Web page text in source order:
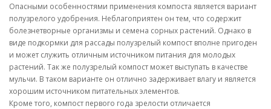
Опасными особенностями применения компоста является вариант
полузрелого удобрения. Неблагоприятен он тем, что содержит
болезнетворные организмы и семена сорных растений. Однако в
виде подкормки для рассады полузрелый компост вполне пригоден
и может служить отличным источником питания для молодых
растений. Так же полузрелый компост может выступать в качестве
мульчи. В таком варианте он отлично задерживает влагу и является
хорошим источником питательных элементов.
Кроме того, компост первого года зрелости отличается